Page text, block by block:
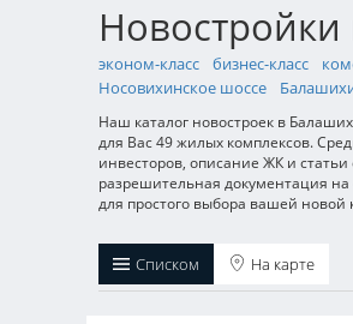
эконом-класс бизнес-класс
Носовихинское шоссе
Наш каталог новостроек в
для Вас 49 жилых комплексов.
инвесторов, описание ЖК и
разрешительная документация
для простого выбора вашей новой
Списком На карте